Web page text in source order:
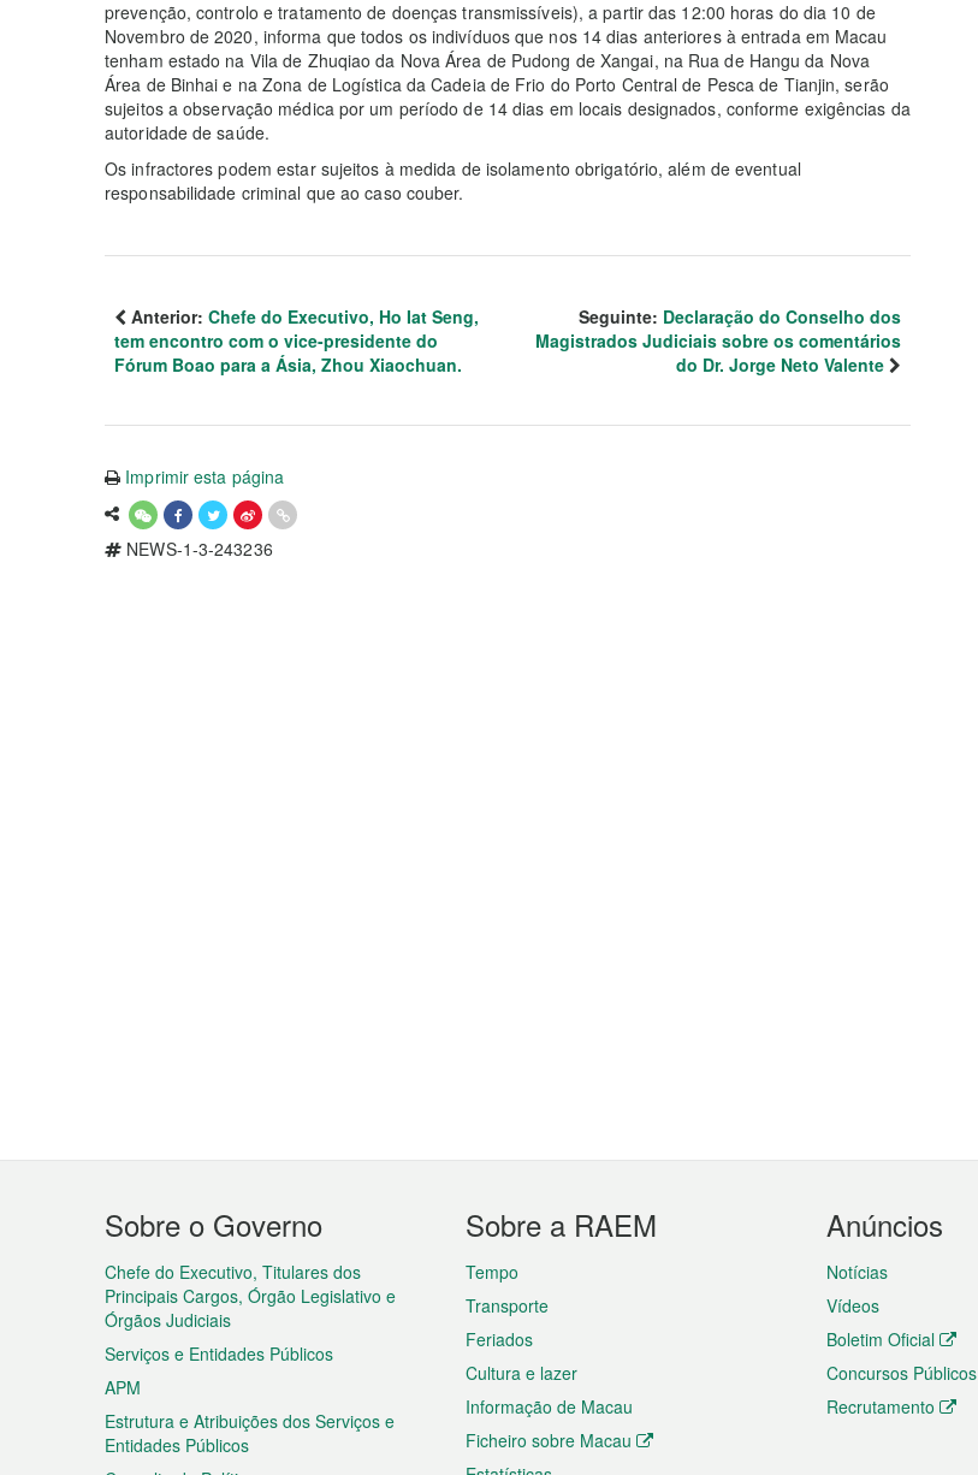
prevenção, controlo e tratamento de doenças transmissíveis), a partir das 12:00 horas do dia 10 de
Novembro de 2020, informa que todos os indivíduos que nos 14 dias anteriores à entrada em Macau
tenham estado na Vila de Zhuqiao da Nova Área de Pudong de Xangai, na Rua de Hangu da Nova
Área de Binhai e na Zona de Logística da Cadeia de Frio do Porto Central de Pesca de Tianjin, serão
sujeitos a observação médica por um período de 14 dias em locais designados, conforme exigências da
autoridade de saúde.
Os infractores podem estar sujeitos à medida de isolamento obrigatório, além de eventual
responsabilidade criminal que ao caso couber.
Anterior: Chefe do Executivo, Ho Iat Seng,
tem encontro com o vice-presidente do
Fórum Boao para a Ásia, Zhou Xiaochuan.
Seguinte: Declaração do Conselho dos
Magistrados Judiciais sobre os comentários
do Dr. Jorge Neto Valente
Imprimir esta página
NEWS-1-3-243236
Menu
do
rodapé
Sobre o Governo
Chefe do Executivo, Titulares dos
Principais Cargos, Órgão Legislativo e
Órgãos Judiciais
Serviços e Entidades Públicos
APM
Estrutura e Atribuições dos Serviços e
Entidades Públicos
Sobre a RAEM
Tempo
Transporte
Feriados
Cultura e lazer
Informação de Macau
Ficheiro sobre Macau
Anúncios
Notícias
Vídeos
Boletim Oficial
Concursos Públicos
Recrutamento